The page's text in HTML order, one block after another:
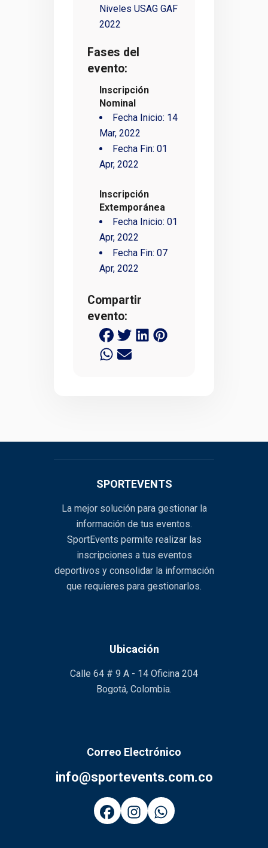
Niveles USAG GAF
2022
Fases del
evento:
Inscripción
Nominal
Fecha Inicio: 14
Mar, 2022
Fecha Fin: 01
Apr, 2022
Inscripción
Extemporánea
Fecha Inicio: 01
Apr, 2022
Fecha Fin: 07
Apr, 2022
Compartir
evento:
SPORTEVENTS
La mejor solución para gestionar la
información de tus eventos.
SportEvents permite realizar las
inscripciones a tus eventos
deportivos y consolidar la información
que requieres para gestionarlos.
Ubicación
Calle 64 # 9 A - 14 Oficina 204
Bogotá, Colombia.
Correo Electrónico
info@sportevents.com.co